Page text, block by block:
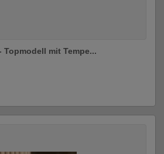
Topmodell mit Tempe...